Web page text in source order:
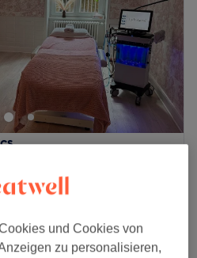
am Main
ab 84,15 €
und Cookies von
zu personalisieren,